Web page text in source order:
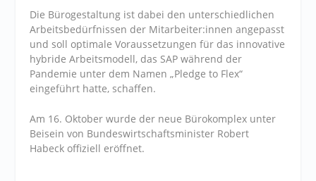
Die Bürogestaltung ist dabei den unterschiedlichen
Arbeitsbedürfnissen der Mitarbeiter:innen angepasst
und soll optimale Voraussetzungen für das innovative
hybride Arbeitsmodell, das SAP während der
Pandemie unter dem Namen „Pledge to Flex“
eingeführt hatte, schaffen.
Am 16. Oktober wurde der neue Bürokomplex unter
Beisein von Bundeswirtschaftsminister Robert
Habeck offiziell eröffnet.